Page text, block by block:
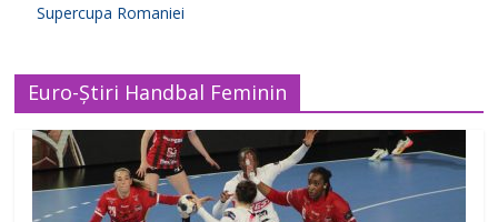
Supercupa Romaniei
Euro-Știri Handbal Feminin